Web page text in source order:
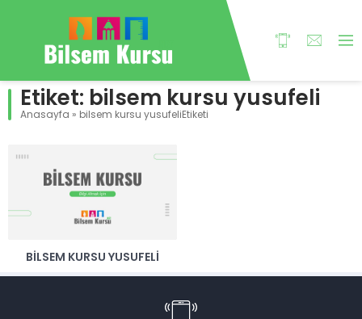
Etiket: bilsem kursu yusufeli
Anasayfa » bilsem kursu yusufeliEtiketi
BILSEM KURSU YUSUFELI